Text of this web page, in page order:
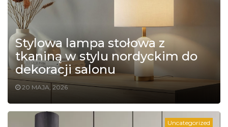
Stylowa lampa stołowa z
tkaniną w stylu nordyckim do
dekoracji salonu
20 MAJA, 2026
Uncategorized